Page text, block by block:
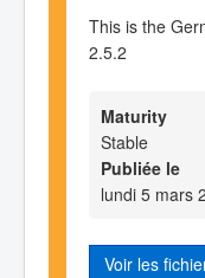
This is the
2.5.2
Maturity
Stable
Publiée le
lundi 5 mars
Voir les